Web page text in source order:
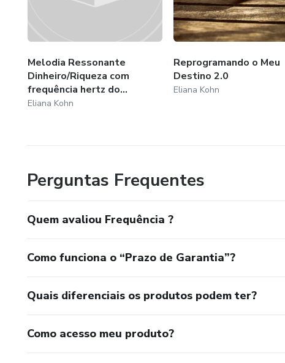
Melodia Ressonante
Dinheiro/Riqueza com
frequência hertz do...
Eliana Kohn
Reprogramando o Meu
Destino 2.0
Eliana Kohn
Perguntas Frequentes
Quem avaliou Frequência ?
Como funciona o “Prazo de Garantia”?
Quais diferenciais os produtos podem ter?
Como acesso meu produto?